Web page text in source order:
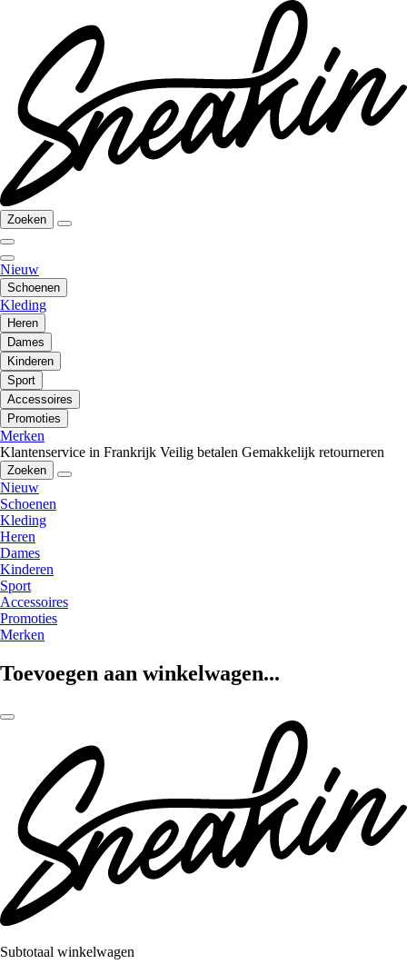
Zoeken
Nieuw
Schoenen
Kleding
Heren
Dames
Kinderen
Sport
Accessoires
Promoties
Merken
Klantenservice in Frankrijk Veilig betalen Gemakkelijk retourneren
Zoeken
Nieuw
Schoenen
Kleding
Heren
Dames
Kinderen
Sport
Accessoires
Promoties
Merken
Toevoegen aan winkelwagen...
Subtotaal winkelwagen